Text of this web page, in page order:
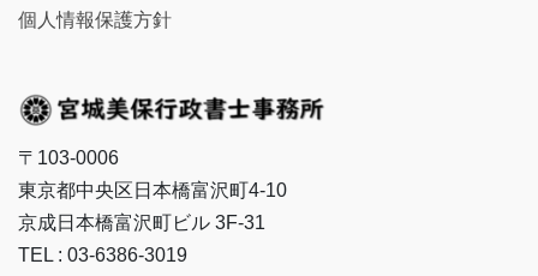
個人情報保護方針
〒103-0006
東京都中央区日本橋富沢町4-10
京成日本橋富沢町ビル 3F-31
TEL : 03-6386-3019